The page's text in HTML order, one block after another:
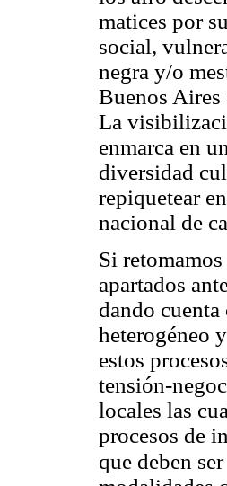
matices por
social,
negra y/o
Buenos Aires
La
enmarca en
diversidad
repiquetear
nacional de
Si
apartados
dando
heterogéneo
estos
tensión-
locales las
procesos de
que deben